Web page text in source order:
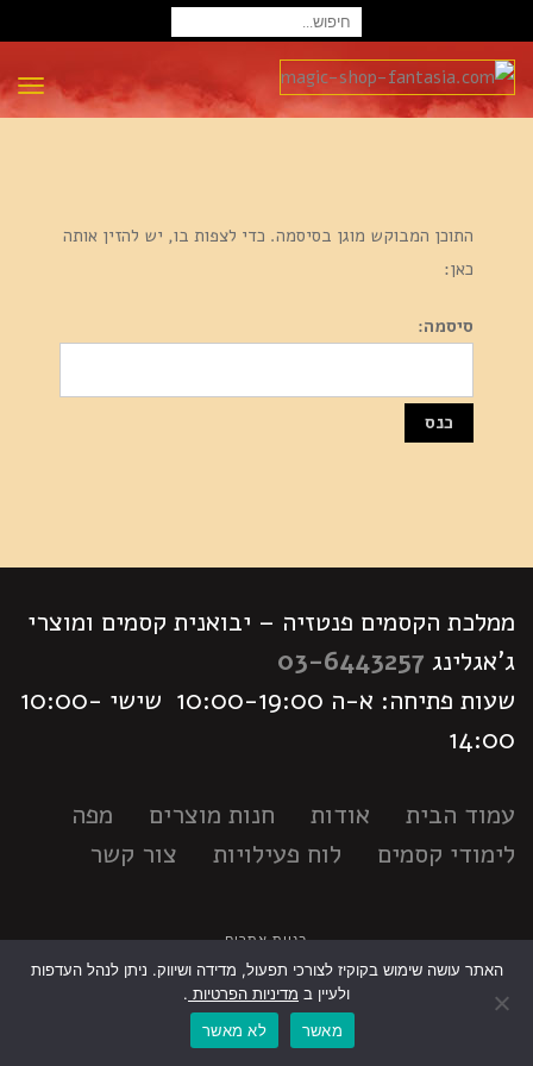
התוכן המבוקש מוגן בסיסמה. כדי לצפות בו, יש להזין אותה
כאן:
סיסמה:
ממלכת הקסמים פנטזיה – יבואנית קסמים ומוצרי
ג'אגלינג 03-6443257
שעות פתיחה: א-ה 10:00-19:00 שישי 10:00-
14:00
עמוד הבית אודות חנות מוצרים
מפה
לימודי קסמים
לוח פעילויות צור קשר
בניית אתרים
האתר עושה שימוש בקוקיז לצורכי תפעול, מדידה ושיווק. ניתן לנהל העדפות
ולעיין ב מדיניות הפרטיות .
מאשר
לא מאשר